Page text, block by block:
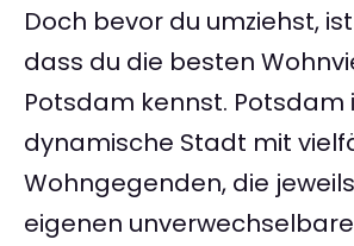
Doch bevor du umziehst,
dass du die besten
Potsdam kennst. Potsdam
dynamische Stadt mit
Wohngegenden, die
eigenen